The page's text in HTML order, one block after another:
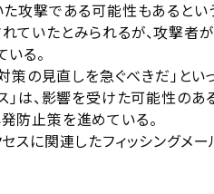
攻撃である可能性もあるという
ていたとみられるが、攻撃者
る。
策の見直しを急ぐべきだ」とい
」は、影響を受けた可能性の
防止策を進めている。
スに関連したフィッシングメ